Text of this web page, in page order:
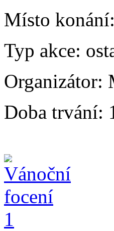
Místo konání:
Typ akce:
Organizátor:
Doba trvání: